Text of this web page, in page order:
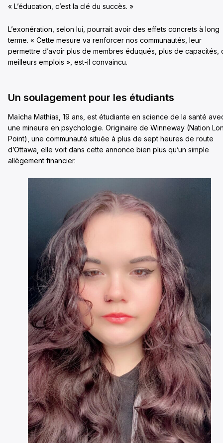
« L’éducation, c’est la clé du succès. »
L’exonération, selon lui, pourrait avoir des effets concrets à long
terme. « Cette mesure va renforcer nos communautés, leur
permettre d’avoir plus de membres éduqués, plus de capacités,
meilleurs emplois », est-il convaincu.
Un soulagement pour les étudiants
Maïcha Mathias, 19 ans, est étudiante en science de la santé
une mineure en psychologie. Originaire de Winneway (Nation
Point), une communauté située à plus de sept heures de route
d’Ottawa, elle voit dans cette annonce bien plus qu’un simple
allègement financier.